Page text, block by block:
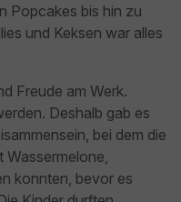
Popcakes bis hin zu
und Keksen war alles
Freude am Werk.
Deshalb gab es
bei dem die
Wassermelone,
konnten, bevor es